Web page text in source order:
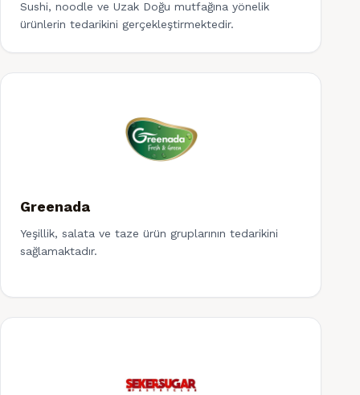
Sushi, noodle ve Uzak Doğu mutfağına yönelik
ürünlerin tedarikini gerçekleştirmektedir.
Greenada
Yeşillik, salata ve taze ürün gruplarının tedarikini
sağlamaktadır.